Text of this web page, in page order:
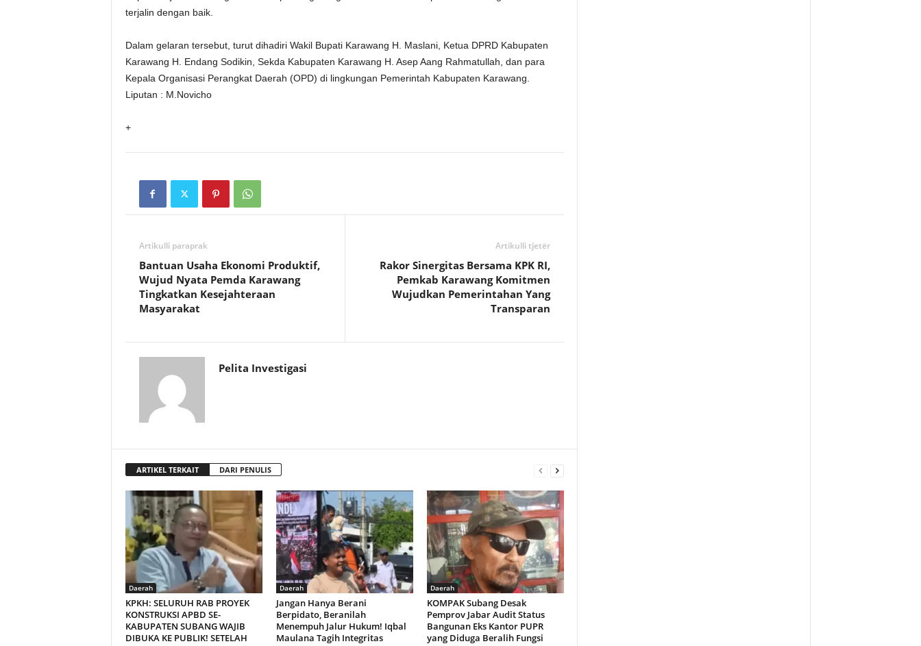
terjalin dengan baik.
Dalam gelaran tersebut, turut dihadiri Wakil Bupati Karawang H. Maslani, Ketua DPRD Kabupaten
Karawang H. Endang Sodikin, Sekda Kabupaten Karawang H. Asep Aang Rahmatullah, dan para
Kepala Organisasi Perangkat Daerah (OPD) di lingkungan Pemerintah Kabupaten Karawang.
Liputan : M.Novicho
+
Artikulli paraprak
Bantuan Usaha Ekonomi Produktif,
Wujud Nyata Pemda Karawang
Tingkatkan Kesejahteraan
Masyarakat
Artikulli tjetër
Rakor Sinergitas Bersama KPK RI,
Pemkab Karawang Komitmen
Wujudkan Pemerintahan Yang
Transparan
Pelita Investigasi
ARTIKEL TERKAIT DARI PENULIS
Daerah
KPKH: SELURUH RAB PROYEK
KONSTRUKSI APBD SE-
KABUPATEN SUBANG WAJIB
DIBUKA KE PUBLIK! SETELAH
Daerah
Jangan Hanya Berani
Berpidato, Beranilah
Menempuh Jalur Hukum! Iqbal
Maulana Tagih Integritas
Daerah
KOMPAK Subang Desak
Pemprov Jabar Audit Status
Bangunan Eks Kantor PUPR
yang Diduga Beralih Fungsi